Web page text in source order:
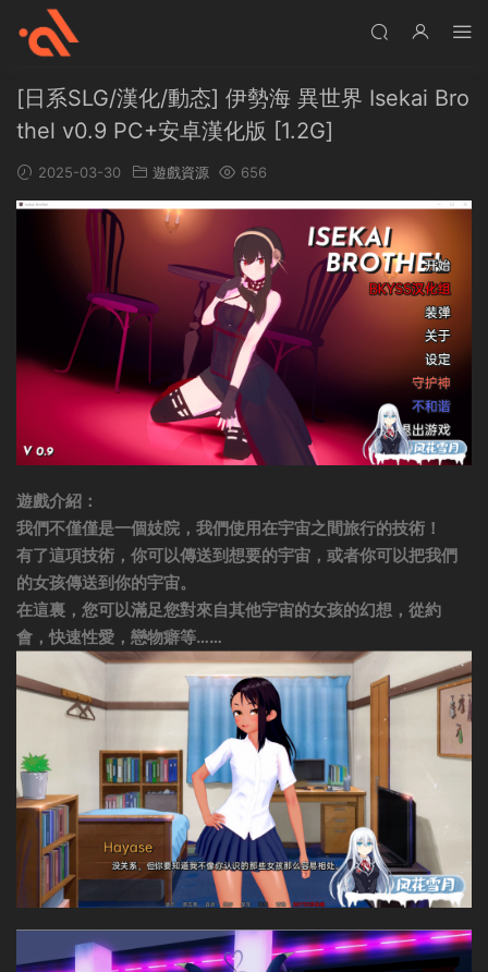
[日系SLG/漢化/動态] 伊勢海 異世界 Isekai Bro
thel v0.9 PC+安卓漢化版 [1.2G]
2025-03-30 遊戲資源 656
遊戲介紹：
我們不僅僅是一個妓院，我們使用在宇宙之間旅行的技術！
有了這項技術，你可以傳送到想要的宇宙，或者你可以把我們
的女孩傳送到你的宇宙。
在這裏，您可以滿足您對來自其他宇宙的女孩的幻想，從約
會，快速性愛，戀物癖等……